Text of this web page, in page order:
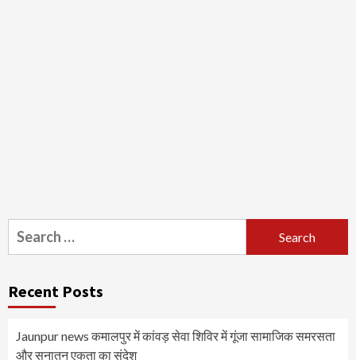
Search
for:
Recent Posts
Jaunpur news कमालपुर में कांवड़ सेवा शिविर में गूंजा सामाजिक समरसता
और सनातन एकता का संदेश